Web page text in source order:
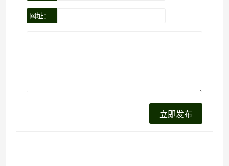
网址：